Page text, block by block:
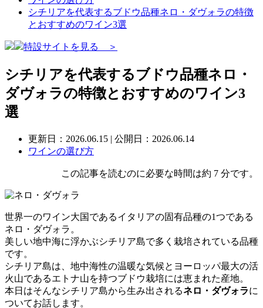
シチリアを代表するブドウ品種ネロ・ダヴォラの特徴
とおすすめのワイン3選
特設サイトを見る ＞
シチリアを代表するブドウ品種ネロ・
ダヴォラの特徴とおすすめのワイン3
選
更新日： 2026.06.15 | 公開日：2026.06.14
ワインの選び方
この記事を読むのに必要な時間は約 7 分です。
世界一のワイン大国であるイタリアの固有品種の1つである
ネロ・ダヴォラ。
美しい地中海に浮かぶシチリア島で多く栽培されている品種
です。
シチリア島は、地中海性の温暖な気候とヨーロッパ最大の活
火山であるエトナ山を持つブドウ栽培には恵まれた産地。
本日はそんなシチリア島から生み出されるネロ・ダヴォラに
ついてお話します。